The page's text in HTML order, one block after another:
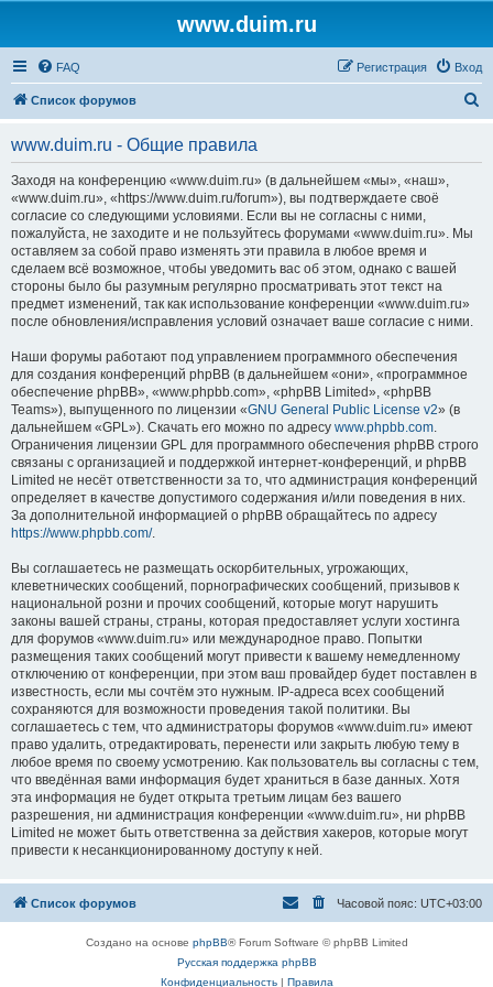
www.duim.ru
FAQ Вход
Регистрация
Список форумов
www.duim.ru - Общие правила
Заходя на конференцию «www.duim.ru» (в дальнейшем «мы», «наш»,
«www.duim.ru», «https://www.duim.ru/forum»), вы подтверждаете своё
согласие со следующими условиями. Если вы не согласны с ними,
пожалуйста, не заходите и не пользуйтесь форумами «www.duim.ru». Мы
оставляем за собой право изменять эти правила в любое время и
сделаем всё возможное, чтобы уведомить вас об этом, однако с вашей
стороны было бы разумным регулярно просматривать этот текст на
предмет изменений, так как использование конференции «www.duim.ru»
после обновления/исправления условий означает ваше согласие с ними.
Наши форумы работают под управлением программного обеспечения
для создания конференций phpBB (в дальнейшем «они», «программное
обеспечение phpBB», «www.phpbb.com», «phpBB Limited», «phpBB
Teams»), выпущенного по лицензии «GNU General Public License v2» (в
дальнейшем «GPL»). Скачать его можно по адресу www.phpbb.com.
Ограничения лицензии GPL для программного обеспечения phpBB строго
связаны с организацией и поддержкой интернет-конференций, и phpBB
Limited не несёт ответственности за то, что администрация конференций
определяет в качестве допустимого содержания и/или поведения в них.
За дополнительной информацией о phpBB обращайтесь по адресу
https://www.phpbb.com/.
Вы соглашаетесь не размещать оскорбительных, угрожающих,
клеветнических сообщений, порнографических сообщений, призывов к
национальной розни и прочих сообщений, которые могут нарушить
законы вашей страны, страны, которая предоставляет услуги хостинга
для форумов «www.duim.ru» или международное право. Попытки
размещения таких сообщений могут привести к вашему немедленному
отключению от конференции, при этом ваш провайдер будет поставлен в
известность, если мы сочтём это нужным. IP-адреса всех сообщений
сохраняются для возможности проведения такой политики. Вы
соглашаетесь с тем, что администраторы форумов «www.duim.ru» имеют
право удалить, отредактировать, перенести или закрыть любую тему в
любое время по своему усмотрению. Как пользователь вы согласны с тем,
что введённая вами информация будет храниться в базе данных. Хотя
эта информация не будет открыта третьим лицам без вашего
разрешения, ни администрация конференции «www.duim.ru», ни phpBB
Limited не может быть ответственна за действия хакеров, которые могут
привести к несанкционированному доступу к ней.
Список форумов Часовой пояс: UTC+03:00
Создано на основе phpBB® Forum Software © phpBB Limited
Русская поддержка phpBB
Конфиденциальность| Правила